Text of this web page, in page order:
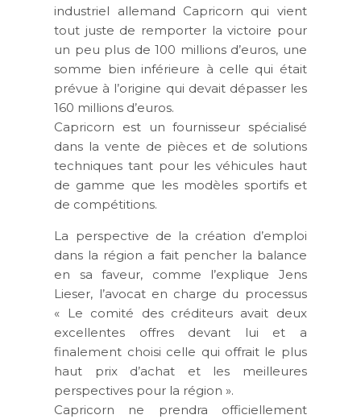
industriel allemand Capricorn qui vient
tout juste de remporter la victoire pour
un peu plus de100 millions d’euros, une
somme bien inférieure à celle qui était
prévue à l’origine qui devait dépasser les
160 millions d’euros.
Capricorn est un fournisseur spécialisé
dans la vente de pièces et de solutions
techniques tant pour les véhicules haut
de gamme que les modèles sportifs et
de compétitions.
La perspective de la création d’emploi
dans la région a fait pencher la balance
en sa faveur, comme l’explique Jens
Lieser, l’avocat en charge du processus
« Le comité des créditeurs avait deux
excellentes offres devant lui et a
finalement choisi celle qui offrait le plus
haut prix d’achat et les meilleures
perspectives pour la région ».
Capricorn ne prendra officiellement